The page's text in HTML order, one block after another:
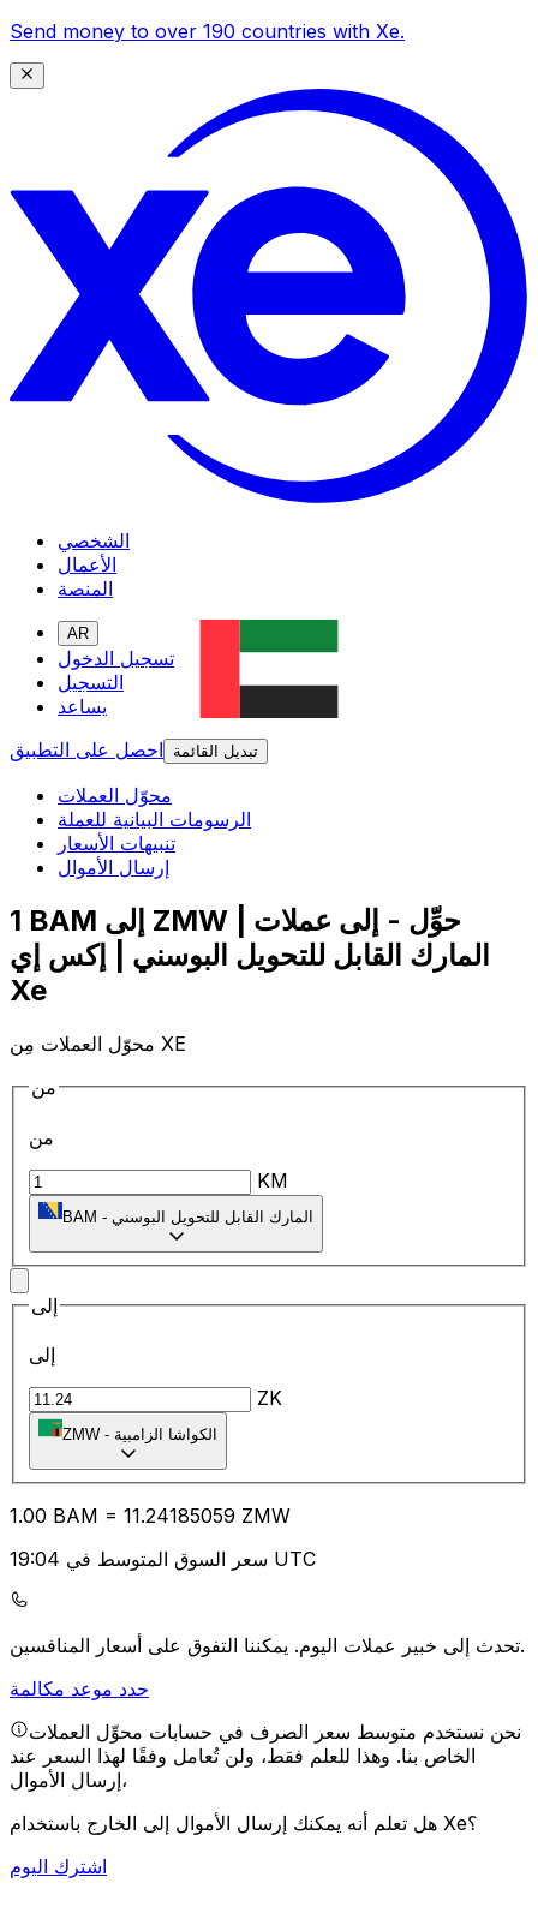
Send money to over 190 countries with Xe.
الشخصي
الأعمال
المنصة
AR
تسجيل الدخول
التسجيل
يساعد
احصل على التطبيق
تبديل القائمة
محوّل العملات
الرسومات البيانية للعملة
تنبيهات الأسعار
إرسال الأموال
1 BAM إلى ZMW | حوِّل - إلى عملات
المارك القابل للتحويل البوسني | إكس إي
Xe
محوّل العملات مِن XE
من
من
KM
BAM - المارك القابل للتحويل البوسني
إلى
إلى
ZK
ZMW - الكواشا الزامبية
1.00 BAM = 11.24185059 ZMW
سعر السوق المتوسط في 19:04 UTC
تحدث إلى خبير عملات اليوم.يمكننا التفوق على أسعار المنافسين.
حدد موعد مكالمة
نحن نستخدم متوسط سعر الصرف في حسابات محوِّل العملات
الخاص بنا. وهذا للعلم فقط، ولن تُعامل وفقًا لهذا السعر عند
إرسال الأموال،
هل تعلم أنه يمكنك إرسال الأموال إلى الخارج باستخدام Xe؟
اشترك اليوم